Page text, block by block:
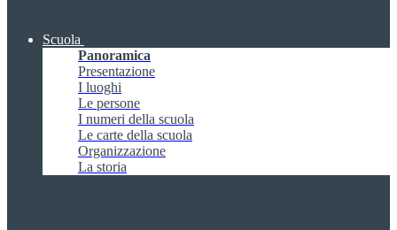
Scuola
Panoramica
Presentazione
I luoghi
Le persone
I numeri della scuola
Le carte della scuola
Organizzazione
La storia